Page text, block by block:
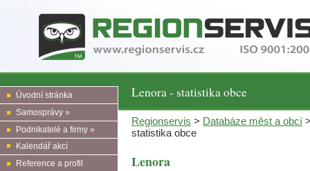
Lenora - statistika obce
Úvodní stránka
Samosprávy »
Podnikatelé a firmy »
Kalendář akcí
Reference a profil
Regionservis > Databáze měst a obcí
statistika obce
Lenora